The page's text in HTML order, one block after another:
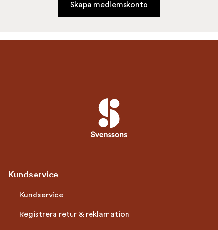
Skapa medlemskonto
Kundservice
Kundservice
Registrera retur & reklamation